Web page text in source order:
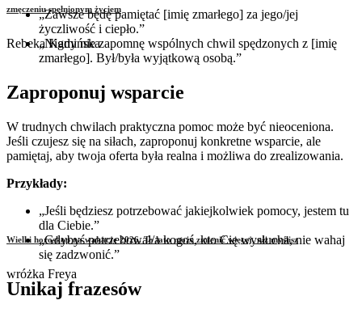
zmęczeniu spełnionym życiem
Rebeka Kamińska
Wielki horoskop na wakacje 2026. To lato może zmienić więcej, niż myślisz
wróżka Freya
„Zawsze będę pamiętać [imię zmarłego] za jego/jej
życzliwość i ciepło.”
„Nigdy nie zapomnę wspólnych chwil spędzonych z [imię
zmarłego]. Był/była wyjątkową osobą.”
Zaproponuj wsparcie
W trudnych chwilach praktyczna pomoc może być nieoceniona.
Jeśli czujesz się na siłach, zaproponuj konkretne wsparcie, ale
pamiętaj, aby twoja oferta była realna i możliwa do zrealizowania.
Przykłady:
„Jeśli będziesz potrzebować jakiejkolwiek pomocy, jestem tu
dla Ciebie.”
„Gdybyś potrzebował/a kogoś, kto Cię wysłucha, nie wahaj
się zadzwonić.”
Unikaj frazesów